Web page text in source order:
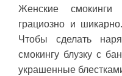
Женские смокинги
грациозно и
Чтобы сделать
смокингу блузку с
украшенные